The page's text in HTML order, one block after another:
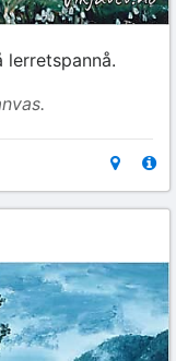
lerretspannå.